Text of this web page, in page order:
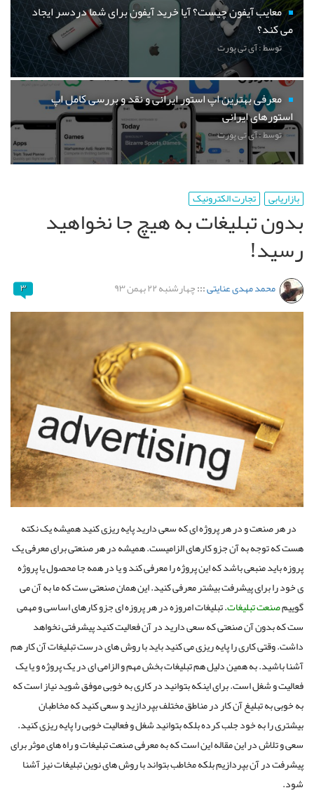
معایب آیفون چیست؟ آیا خرید آیفون برای شما دردسر ایجاد
می کند؟
توسط : آی تی پورت
معرفی بهترین اپ استور ایرانی و نقد و بررسی کامل اپ
استورهای ایرانی
توسط : آی تی پورت
بازاریابی تجارت الکترونیک
بدون تبلیغات به هیچ جا نخواهید
رسید!
محمد مهدی عنایتی:::چهارشنبه ۲۲ بهمن ۹۳ ۳
در هر صنعت و در هر پروژه ای که سعی دارید پایه ریزی کنید همیشه یک نکته
هست که توجه به آن جزو کارهای الزامیست. همیشه در هر صنعتی برای معرفی یک
پروزه باید منبعی باشد که این پروژه را معرفی کند و یا در همه جا محصول یا پروژه
ی خود را برای پیشرفت بیشتر معرفی کنید. این همان صنعتی ست که ما به آن می
گوییمصنعت تبلیغات. تبلیغات امروزه در هر پروزه ای جزو کارهای اساسی و مهمی
ست که بدون آن صنعتی که سعی دارید در آن فعالیت کنید پیشرفتی نخواهد
داشت. وقتی کاری را پایه ریزی می کنید باید با روش های درست تبلیغات آن کار هم
آشنا باشید. به همین دلیل هم تبلیغات بخش مهم و الزامی ای در یک پروژه و یا یک
فعالیت و شغل است. برای اینکه بتوانید در کاری به خوبی موفق شوید نیاز است که
به خوبی به تبلیغ آن کار در مناطق مختلف بپردازید و سعی کنید که مخاطبان
بیشتری را به خود جلب کرده بلکه بتوانید شغل و فعالیت خوبی را پایه ریزی کنید.
سعی و تلاش در این مقاله این است که به معرفی صنعت تبلیغات و راه های موثر برای
پیشرفت در آن بپردازیم بلکه مخاطب بتواند با روش های نوین تبلیغات نیز آشنا
شود.